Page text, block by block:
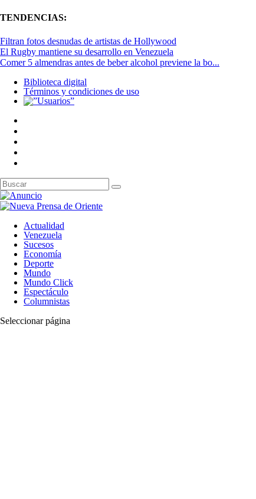
TENDENCIAS:
Filtran fotos desnudas de artistas de Hollywood
El Rugby mantiene su desarrollo en Venezuela
Comer 5 almendras antes de beber alcohol previene la bo...
Biblioteca digital
Términos y condiciones de uso
Actualidad
Venezuela
Sucesos
Economía
Deporte
Mundo
Mundo Click
Espectáculo
Columnistas
Seleccionar página